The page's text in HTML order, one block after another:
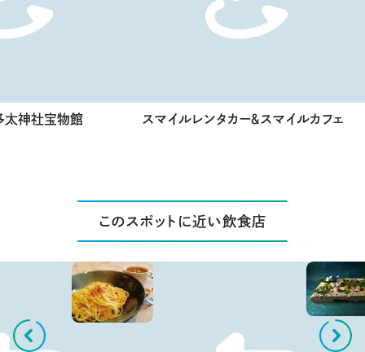
太神社宝物館 スマイルレンタカー＆スマイルカフェ
このスポットに近い飲食店